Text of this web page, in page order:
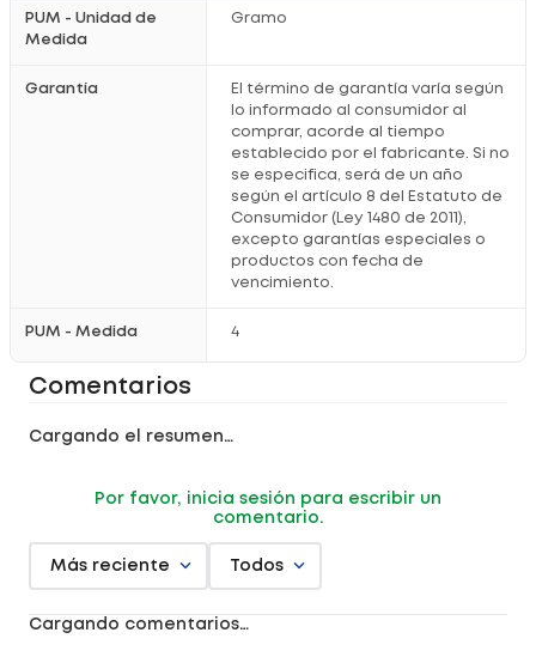
PUM - Unidad de
Medida
Gramo
Garantía
El término de garantía varía según
lo informado al consumidor al
comprar, acorde al tiempo
establecido por el fabricante. Si no
se especifica, será de un año
según el artículo 8 del Estatuto de
Consumidor (Ley 1480 de 2011),
excepto garantías especiales o
productos con fecha de
vencimiento.
PUM - Medida 4
Comentarios
Cargando el resumen…
Por favor, inicia sesión para escribir un
comentario.
Más reciente Todos
Cargando comentarios…